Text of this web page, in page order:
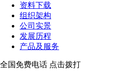
资料下载
组织架构
公司实景
发展历程
产品及服务
全国免费电话 点击拨打